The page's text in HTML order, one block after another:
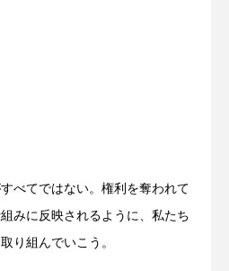
べてではない。権利を奪われて
みに反映されるように、私たち
り組んでいこう。